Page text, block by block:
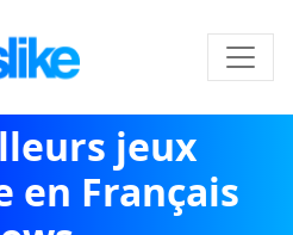
jeux
en Français